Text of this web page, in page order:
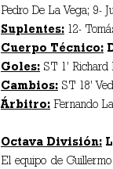
Pedro De La Vega; 9-
Suplentes: 12-
Cuerpo Técnico:
Goles: ST 1’
Cambios: ST 18’
Árbitro: Fernando
Octava División:
El equipo de